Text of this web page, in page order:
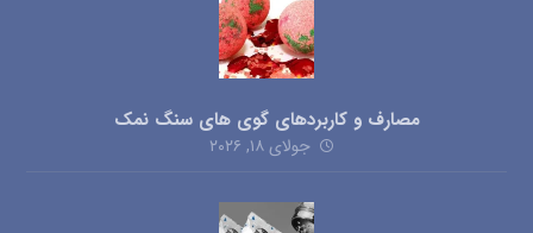
مصارف و کاربردهای گوی های سنگ نمک
جولای ۱۸, ۲۰۲۶